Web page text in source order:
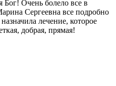
Бог! Очень болело все в
Сергеевна все подробно
лечение, которое
добрая, прямая!